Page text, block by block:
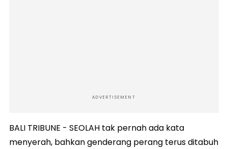
ADVERTISEMENT
BALI TRIBUNE - SEOLAH tak pernah ada kata
menyerah, bahkan genderang perang terus ditabuh